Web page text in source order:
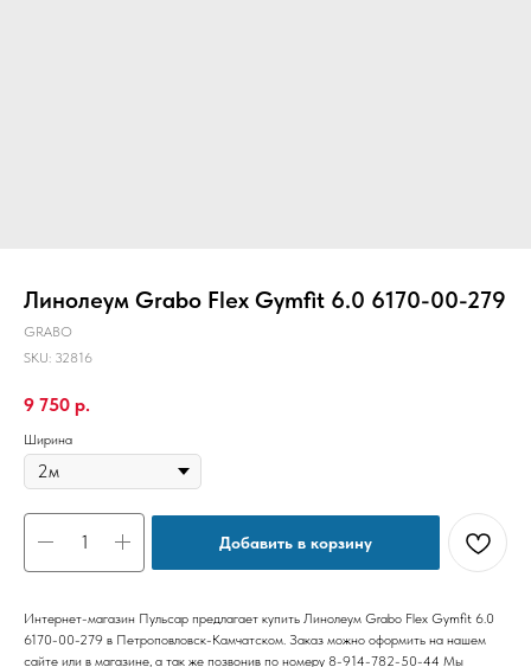
Линолеум Grabo Flex Gymfit 6.0 6170-00-279
GRABO
SKU: 32816
9 750 р.
Ширина
Добавить в корзину
Интернет-магазин Пульсар предлагает купить Линолеум Grabo Flex Gymfit 6.0
6170-00-279 в Петроповловск-Камчатском. Заказ можно оформить на нашем
сайте или в магазине, а так же позвонив по номеру 8-914-782-50-44 Мы